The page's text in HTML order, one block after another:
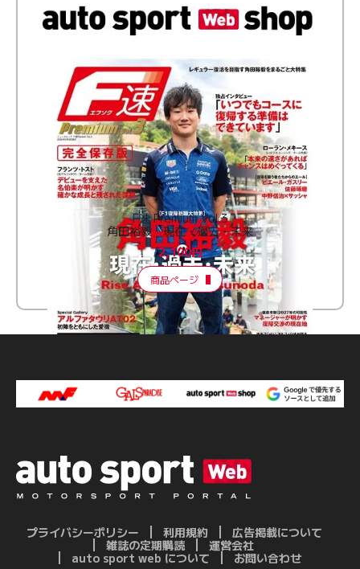
F速 Premium Vol.3
角田裕毅 現在・過去・未来
2,100円
商品ページ
プライバシーポリシー 利用規約
広告掲載について
雑誌の定期購読
運営会社
auto sport web について
お問い合わせ